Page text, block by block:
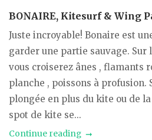
BONAIRE, Kitesurf & Wing
Juste incroyable! Bonaire est
garder une partie sauvage. Sur
vous croiserez ânes , flamants
planche , poissons à profusion.
plongée en plus du kite ou de
spot de kite se...
Continue reading